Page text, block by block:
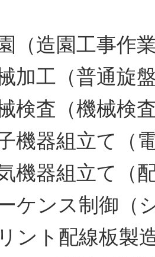
（造園工事作
加工（普通旋
検査（機械検
機器組立て（
機器組立て（
ケンス制御（
ント配線板製